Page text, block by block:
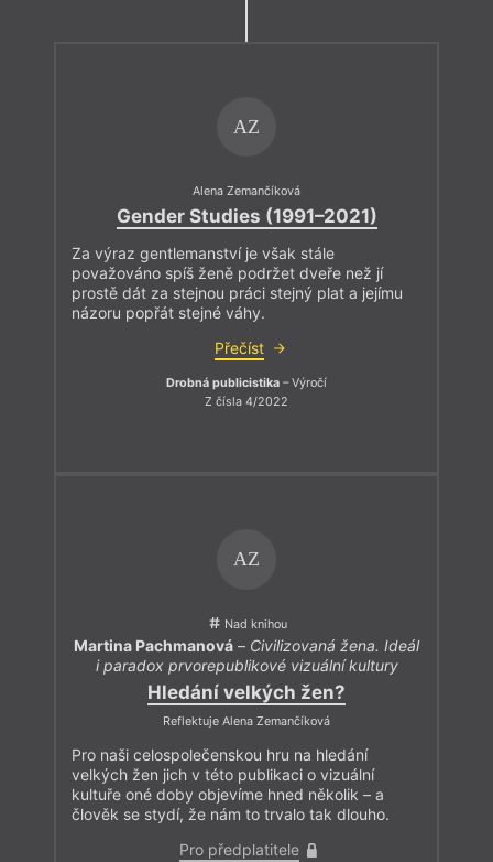
AZ
Alena Zemančíková
Gender Studies (1991–2021)
Za výraz gentlemanství je však stále
považováno spíš ženě podržet dveře než jí
prostě dát za stejnou práci stejný plat a jejímu
názoru popřát stejné váhy.
Přečíst
Drobná publicistika – Výročí
Z čísla 4/2022
AZ
Nad knihou
Martina Pachmanová – Civilizovaná žena. Ideál
i paradox prvorepublikové vizuální kultury
Hledání velkých žen?
Reflektuje Alena Zemančíková
Pro naši celospolečenskou hru na hledání
velkých žen jich v této publikaci o vizuální
kultuře oné doby objevíme hned několik – a
člověk se stydí, že nám to trvalo tak dlouho.
Pro předplatitele